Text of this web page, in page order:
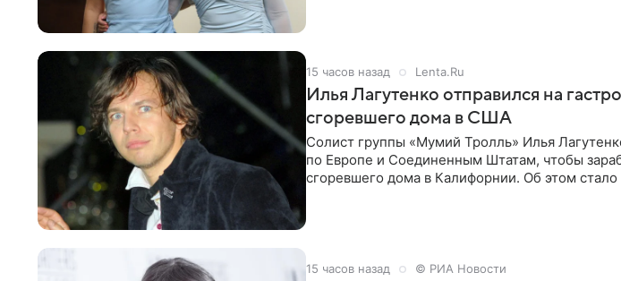
15 часов назад Lenta.Ru
Илья Лагутенко отправился на
сгоревшего дома в США
Солист группы «Мумий Тролль» Илья
по Европе и Соединенным Штатам, чтобы
сгоревшего дома в Калифорнии. Об этом стало
15 часов назад © РИА Новости